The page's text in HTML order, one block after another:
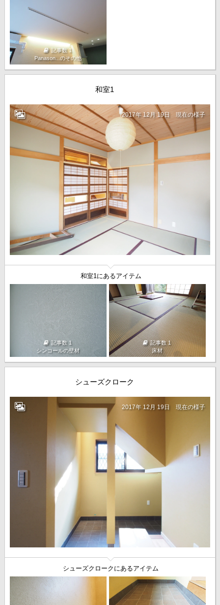
記事数 1
Panason...のその他
和室1
2017年 12月 19日 現在の様子
和室1にあるアイテム
記事数 1
シンコールの壁材
記事数 1
床材
シューズクローク
2017年 12月 19日 現在の様子
シューズクロークにあるアイテム